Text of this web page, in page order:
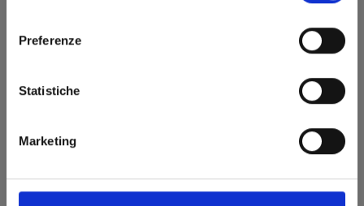
Preferenze
Statistiche
Marketing
TRATTO DALL'ACCLAMATA SERIE DI LIGHT
NOVEL FIRMATE DA NISIOISIN E SUPERBAMENTE
DISEGNATO DALL'ABILE MANO DI OH! GREAT!